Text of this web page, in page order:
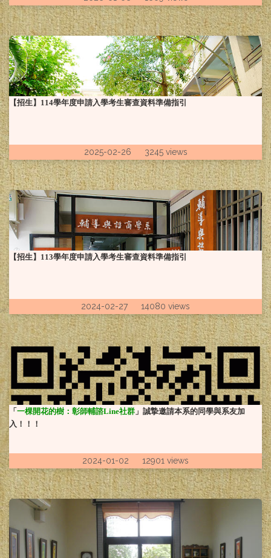
【招生】114學年度申請入學考生審查資料準備指引
2025-02-26 3245 views
【招生】113學年度申請入學考生審查資料準備指引
2024-02-27 14080 views
「 一棵開花的樹：彰師輔諮Line社群 」誠摯邀請本系的同學與系友加
入！！！
2024-01-02 12901 views